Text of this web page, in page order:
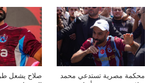
محكمة مصرية تستدعي محمد
صلاح يشعل